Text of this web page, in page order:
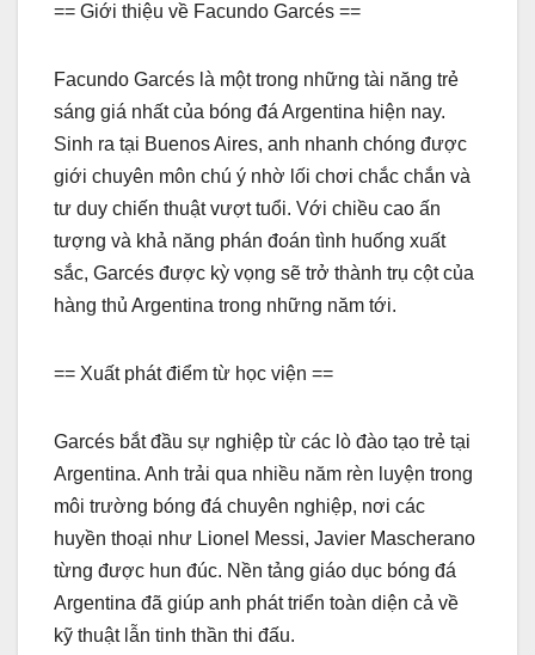
== Giới thiệu về Facundo Garcés ==
Facundo Garcés là một trong những tài năng trẻ
sáng giá nhất của bóng đá Argentina hiện nay.
Sinh ra tại Buenos Aires, anh nhanh chóng được
giới chuyên môn chú ý nhờ lối chơi chắc chắn và
tư duy chiến thuật vượt tuổi. Với chiều cao ấn
tượng và khả năng phán đoán tình huống xuất
sắc, Garcés được kỳ vọng sẽ trở thành trụ cột của
hàng thủ Argentina trong những năm tới.
== Xuất phát điểm từ học viện ==
Garcés bắt đầu sự nghiệp từ các lò đào tạo trẻ tại
Argentina. Anh trải qua nhiều năm rèn luyện trong
môi trường bóng đá chuyên nghiệp, nơi các
huyền thoại như Lionel Messi, Javier Mascherano
từng được hun đúc. Nền tảng giáo dục bóng đá
Argentina đã giúp anh phát triển toàn diện cả về
kỹ thuật lẫn tinh thần thi đấu.